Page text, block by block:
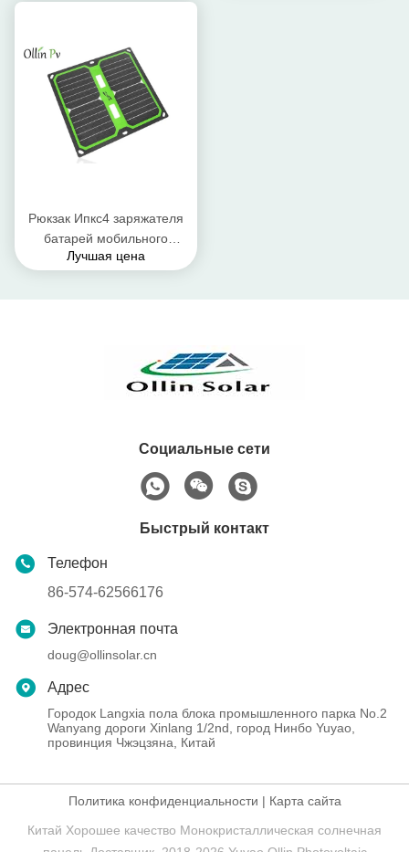
двигают
Рюкзак Ипкс4 заряжателя
батарей мобильного
телефона портативный
Лучшая цена
Социальные сети
Быстрый контакт
Телефон
86-574-62566176
Электронная почта
doug@ollinsolar.cn
Адрес
Городок Langxia пола блока промышленного парка No.2
Wanyang дороги Xinlang 1/2nd, город Нинбо Yuyao,
провинция Чжэцзяна, Китай
Политика конфиденциальности | Карта сайта
Китай Хорошее качество Монокристаллическая солнечная